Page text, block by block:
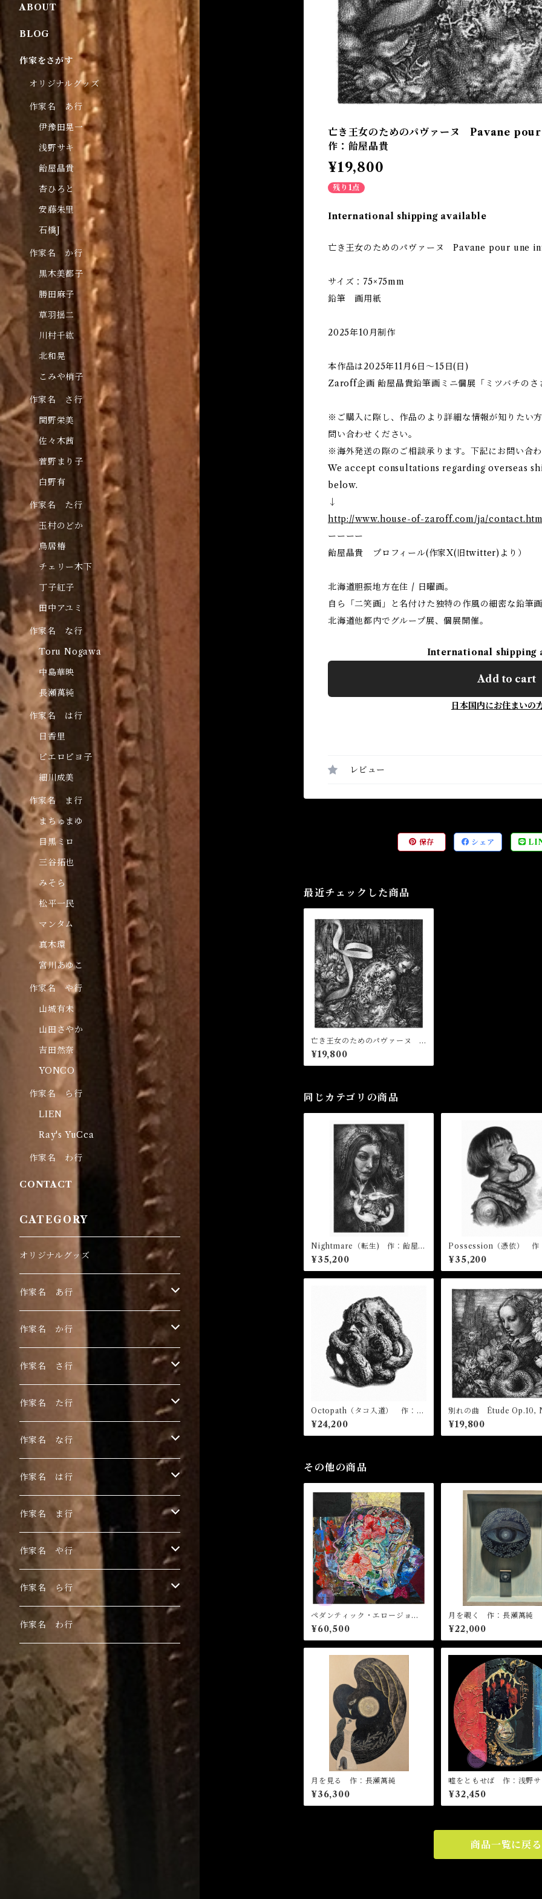
亡き王女のためのパヴァーヌ Pavane
作：飴屋晶貴
¥19,800
残り1点
International shipping available
亡き王女のためのパヴァーヌ Pavane pour une
サイズ：75×75mm
鉛筆 画用紙
2025年10月制作
本作品は2025年11月6日～15日(日)
Zaroff企画 飴屋晶貴鉛筆画ミニ個展「ミツバチのさ
※ご購入に際し、作品のより詳細な情報が知りたい
問い合わせください。
※海外発送の際のご相談承ります。下記にお問い合わ
We accept consultations regarding overseas
below.
↓
http://www.house-of-zaroff.com/ja/
ーーーー
飴屋晶貴 プロフィール(作家X(旧twitter)より）
北海道胆振地方在住 / 日曜画。
自ら「二笑画」と名付けた独特の作風の細密な鉛筆画
北海道他都内でグループ展、個展開催。
International shipping
Add to cart
日本国内にお住まいの
レビュー
保存 シェア
最近チェックした商品
亡き王女のためのパヴァーヌ P
avane pour une infante défun
te 作：飴屋晶貴
¥19,800
同じカテゴリの商品
Nightmare（転生) 作：飴屋晶
貴
¥35,200
Possession（憑依） 作
晶貴
¥35,200
Octopath（タコ入道） 作：飴
屋晶貴
¥24,200
別れの曲 Étude Op.10,
作：飴屋晶貴
¥19,800
その他の商品
ペダンティック・エロージョ
ン 作：浅野サキ
¥60,500
月を覗く 作：長瀬萬純
¥22,000
月を見る 作：長瀬萬純
¥36,300
嘘をともせば 作：浅野サ
¥32,450
商品一覧に戻る
ABOUT
BLOG
作家をさがす
オリジナルグッズ
作家名 あ行
伊豫田晃一
浅野サキ
飴屋晶貴
杏ひろと
安藤朱里
石橋J
作家名 か行
黒木美都子
勝田麻子
草羽揺二
川村千紘
北和晃
こみや梢子
作家名 さ行
関野栄美
佐々木茜
菅野まり子
白野有
作家名 た行
玉村のどか
鳥居椿
チェリー木下
丁子紅子
田中アユミ
作家名 な行
Toru Nogawa
中島華映
長瀬萬純
作家名 は行
日香里
ピエロピヨ子
細川成美
作家名 ま行
まちゅまゆ
目黒ミロ
三谷拓也
みそら
松平一民
マンタム
真木環
宮川あゆこ
作家名 や行
山城有未
山田さやか
吉田然奈
YONCO
作家名 ら行
LIEN
Ray's YuCca
作家名 わ行
CONTACT
CATEGORY
オリジナルグッズ
作家名 あ行
伊豫田晃一
浅野サキ
飴屋晶貴
杏ひろと
安藤朱里
石橋J
作家名 か行
黒木美都子
勝田麻子
草羽揺二
川村千紘
北和晃
こみや梢子
作家名 さ行
関野栄美
佐々木茜
菅野まり子
白野有
作家名 た行
玉村のどか
鳥居椿
チェリー木下
丁子紅子
田中アユミ
作家名 な行
Toru Nogawa
中島華映
長瀬萬純
作家名 は行
日香里
ピエロピヨ子
細川成美
作家名 ま行
まちゅまゆ
目黒ミロ
三谷拓也
みそら
松平一民
マンタム
宮川あゆこ
作家名 や行
山城有未
山田さやか
吉田然奈
YONCO
作家名 ら行
LIEN
Ray's YuCca
作家名 わ行